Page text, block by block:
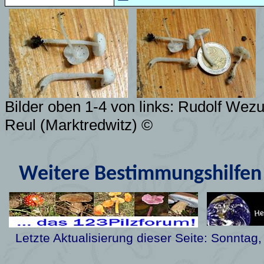
Bilder oben 1-4 von links: Rudolf
Reul (Marktredwitz) ©
Weitere
Letzte Aktualisierung dieser Seite: